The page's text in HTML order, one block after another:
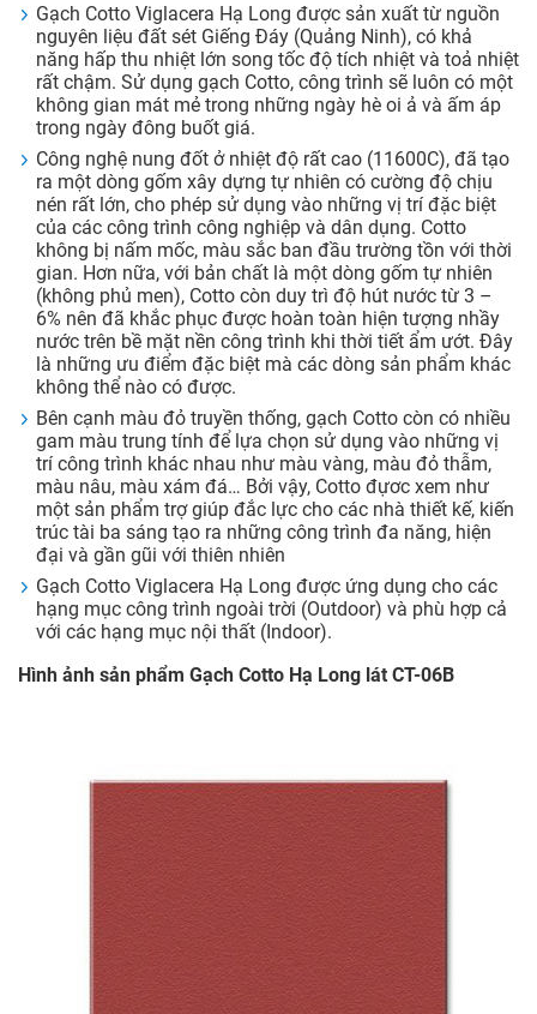
Gạch Cotto Viglacera Hạ Long được sản xuất từ nguồn
nguyên liệu đất sét Giếng Đáy (Quảng Ninh), có khả
năng hấp thu nhiệt lớn song tốc độ tích nhiệt và toả nhiệt
rất chậm. Sử dụng gạch Cotto, công trình sẽ luôn có một
không gian mát mẻ trong những ngày hè oi ả và ấm áp
trong ngày đông buốt giá.
Công nghệ nung đốt ở nhiệt độ rất cao (11600C), đã tạo
ra một dòng gốm xây dựng tự nhiên có cường độ chịu
nén rất lớn, cho phép sử dụng vào những vị trí đặc biệt
của các công trình công nghiệp và dân dụng. Cotto
không bị nấm mốc, màu sắc ban đầu trường tồn với thời
gian. Hơn nữa, với bản chất là một dòng gốm tự nhiên
(không phủ men), Cotto còn duy trì độ hút nước từ 3 –
6% nên đã khắc phục được hoàn toàn hiện tượng nhầy
nước trên bề mặt nền công trình khi thời tiết ẩm ướt. Đây
là những ưu điểm đặc biệt mà các dòng sản phẩm khác
không thể nào có được.
Bên cạnh màu đỏ truyền thống, gạch Cotto còn có nhiều
gam màu trung tính để lựa chọn sử dụng vào những vị
trí công trình khác nhau như màu vàng, màu đỏ thẫm,
màu nâu, màu xám đá… Bởi vậy, Cotto đựơc xem như
một sản phẩm trợ giúp đắc lực cho các nhà thiết kế, kiến
trúc tài ba sáng tạo ra những công trình đa năng, hiện
đại và gần gũi với thiên nhiên
Gạch Cotto Viglacera Hạ Long được ứng dụng cho các
hạng mục công trình ngoài trời (Outdoor) và phù hợp cả
với các hạng mục nội thất (Indoor).
Hình ảnh sản phẩm Gạch Cotto Hạ Long lát CT-06B